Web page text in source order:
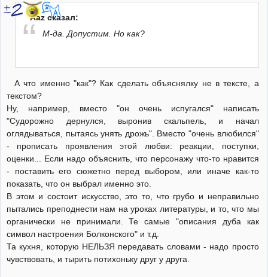
Aaz сказал:
М-да. Допустим. Но как?
А что именно "как"? Как сделать объяснялку не в тексте, а
текстом?
Ну, например, вместо "он очень испугался" написать
"Судорожно дернулся, выронив скальпель, и начал
оглядываться, пытаясь унять дрожь". Вместо "очень влюбился"
- прописать проявления этой любви: реакции, поступки,
оценки... Если надо объяснить, что персонажу что-то нравится
- поставить его сюжетно перед выбором, или иначе как-то
показать, что он выбрал именно это.
В этом и состоит искусство, это то, что грубо и неправильно
пытались преподнести нам на уроках литературы, и то, что мы
органически не принимали. Те самые "описания дуба как
символ настроения Болконского" и т.д.
Та кухня, которую НЕЛЬЗЯ передавать словами - надо просто
чувствовать, и тырить потихоньку друг у друга.